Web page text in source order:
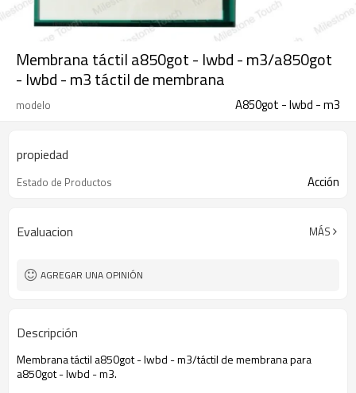
Membrana táctil a850got - lwbd - m3/a850got
- lwbd - m3 táctil de membrana
modelo A850got - lwbd - m3
propiedad
Estado de Productos Acción
Evaluacion MÁS
AGREGAR UNA OPINIÓN
Descripción
Membrana táctil a850got - lwbd - m3/táctil de membrana para
a850got - lwbd - m3.